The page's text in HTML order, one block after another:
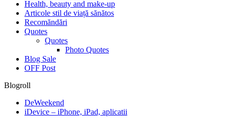
Health, beauty and make-up
Articole stil de viață sănătos
Recomăndări
Quotes
Quotes
Photo Quotes
Blog Sale
OFF Post
Blogroll
DeWeekend
iDevice – iPhone, iPad, aplicatii